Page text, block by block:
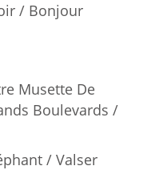
/ Bonjour
Musette De
Boulevards /
/ Valser